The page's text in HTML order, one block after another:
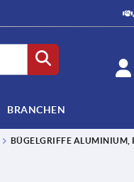
BRANCHEN
BÜGELGRIFFE ALUMINIUM,